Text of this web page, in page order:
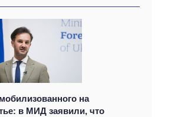
на
в МИД заявили, что